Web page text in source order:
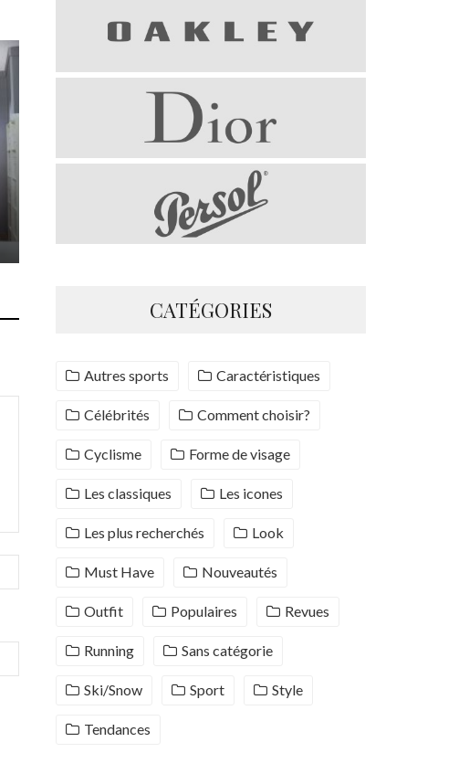
CATÉGORIES
Autres sports Caractéristiques
Célébrités Comment choisir?
Cyclisme Forme de visage
Les classiques Les icones
Les plus recherchés Look
Must Have Nouveautés
Outfit Populaires Revues
Running Sans catégorie
Ski/Snow Sport Style
Tendances